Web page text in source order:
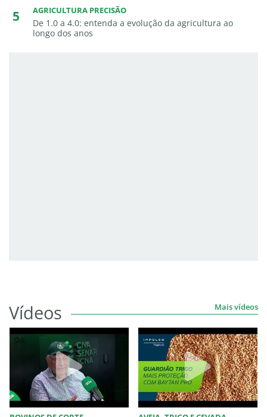
AGRICULTURA PRECISÃO
De 1.0 a 4.0: entenda a evolução da agricultura ao
longo dos anos
Vídeos Mais vídeos